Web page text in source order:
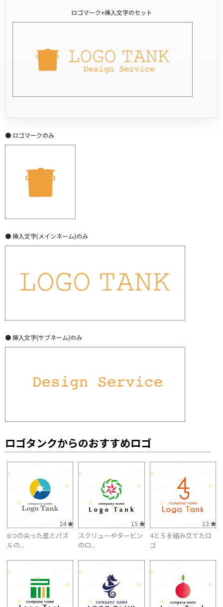
ロゴマーク+挿入文字のセット
● ロゴマークのみ
● 挿入文字(メインネーム)のみ
● 挿入文字(サブネーム)のみ
ロゴタンクからのおすすめロゴ
24
6つの尖った星とパズ
ルの...
15
スクリューやタービン
のロ...
13
4と５を組み立てたロ
ゴ